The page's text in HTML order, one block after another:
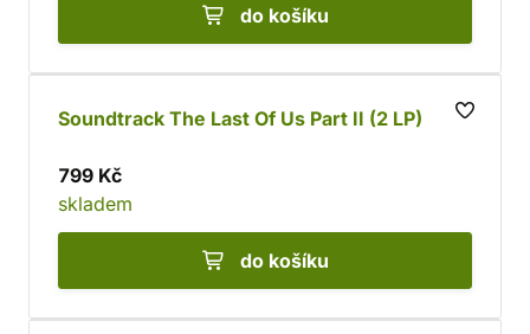
do košíku
Soundtrack The Last Of Us Part II (2 LP)
799 Kč
skladem
do košíku